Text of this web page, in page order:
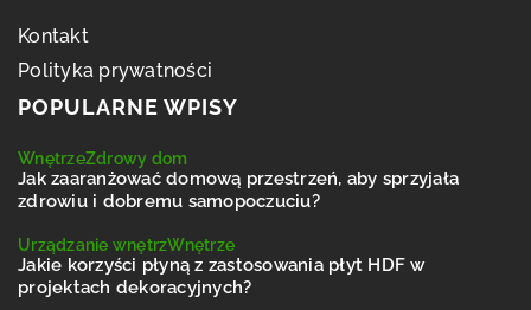
Kontakt
Polityka prywatności
POPULARNE WPISY
WnętrzeZdrowy dom
Jak zaaranżować domową przestrzeń, aby sprzyjała
zdrowiu i dobremu samopoczuciu?
Urządzanie wnętrzWnętrze
Jakie korzyści płyną z zastosowania płyt HDF w
projektach dekoracyjnych?